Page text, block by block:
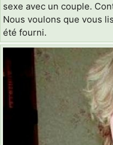
sexe avec un couple.
Nous voulons que vous
été fourni.